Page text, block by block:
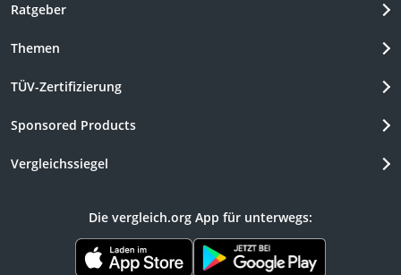
Ratgeber
Themen
TÜV-Zertifizierung
Sponsored Products
Vergleichssiegel
Die vergleich.org App für unterwegs: